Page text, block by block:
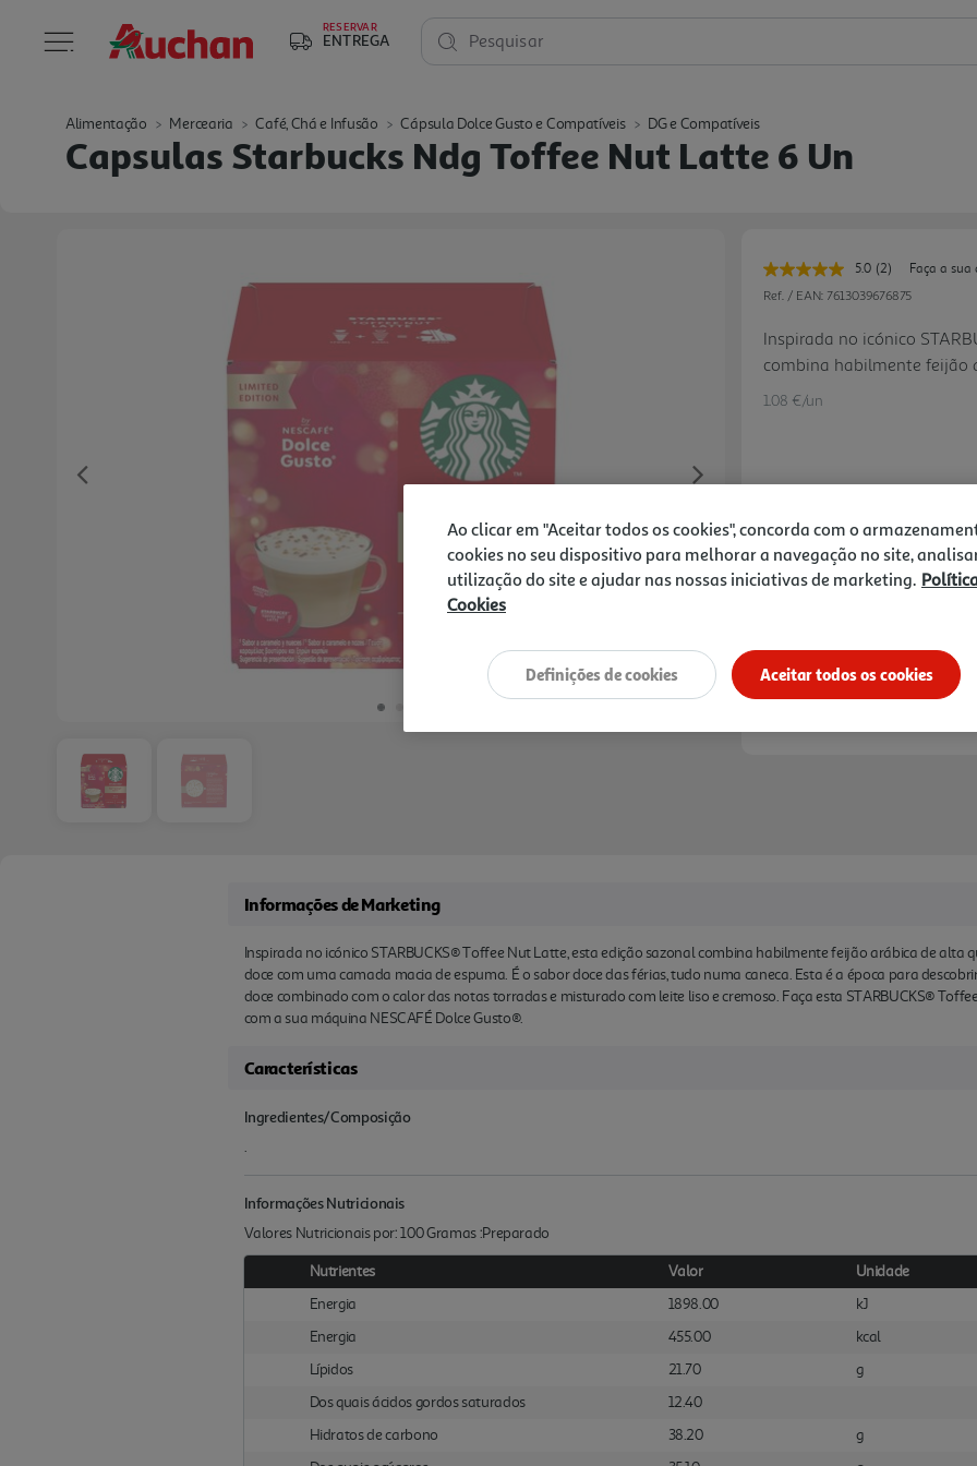
RESERVAR
ENTREGA Pesquisar
Alimentação Mercearia Café, Chá e Infusão Cápsula Dolce Gusto e Compatíveis DG e Compatíveis
Capsulas Starbucks Ndg Toffee Nut Latte 6 Un
Previous Next
5.0 Leu
2
Link
para
a
(2)
Faça a sua
Ref. / EAN: 7613039676875
Inspirada no icónico
combina habilmente feijão
lácteo e toffee doce com
Gusto®.
1.08 €/un
6,49 €
Notas de preparação
Informações de Marketing
Inspirada no icónico STARBUCKS® Toffee Nut Latte, esta edição sazonal combina habilmente feijão arábica de alta
doce com uma camada macia de espuma. É o sabor doce das férias, tudo numa caneca. Esta é a época para
doce combinado com o calor das notas torradas e misturado com leite liso e cremoso. Faça esta STARBUCKS®
com a sua máquina NESCAFÉ Dolce Gusto®.
Características
Ingredientes/Composição
.
Informações Nutricionais
Valores Nutricionais por: 100 Gramas :Preparado
Nutrientes Valor
Unidade
Energia
1898.00
kJ
Energia
455.00
kcal
Lípidos
21.70
g
Dos quais ácidos gordos saturados
12.40
Hidratos de carbono
38.20
g
Ao clicar em "Aceitar todos os cookies", concorda com o
cookies no seu dispositivo para melhorar a navegação no site,
utilização do site e ajudar nas nossas iniciativas de marketing.
Cookies
Aceitar todos os cookies
Definições de cookies